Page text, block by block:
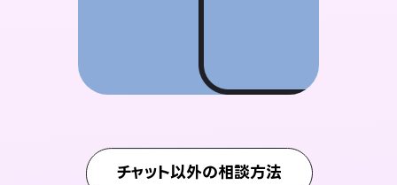
チャット以外の相談方法